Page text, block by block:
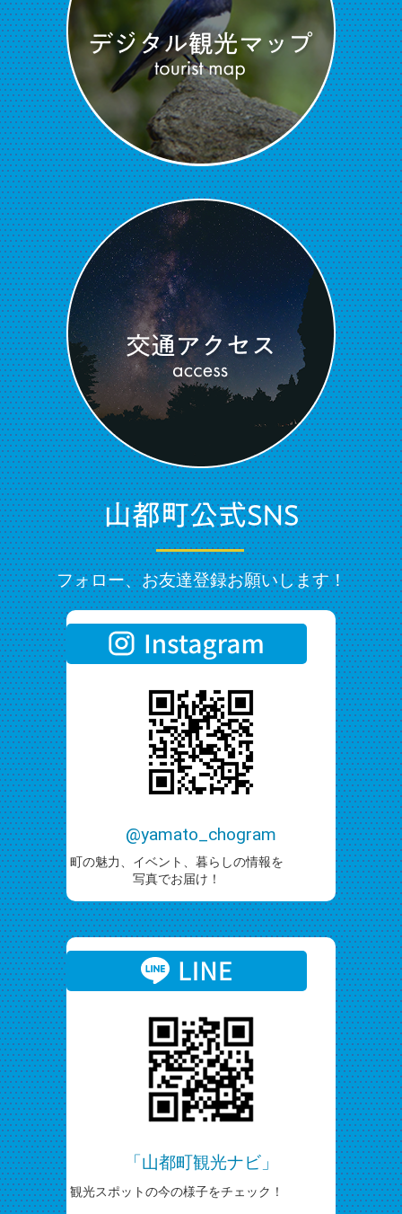
フォロー、お友達登録お願いします！
@yamato_chogram
町の魅力、イベント、暮らしの情報を
写真でお届け！
「山都町観光ナビ」
観光スポットの今の様子をチェック！